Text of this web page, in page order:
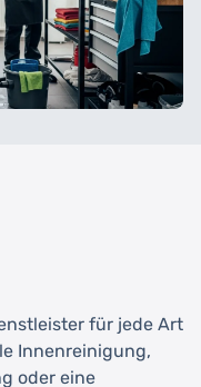
für jede Art
Innenreinigung,
oder eine